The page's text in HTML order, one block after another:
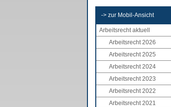
-> zur Mobil-Ansicht
Arbeitsrecht aktuell
Arbeitsrecht 2026
Arbeitsrecht 2025
Arbeitsrecht 2024
Arbeitsrecht 2023
Arbeitsrecht 2022
Arbeitsrecht 2021